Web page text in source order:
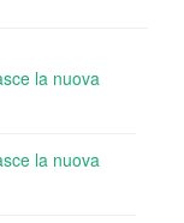
la nuova
la nuova